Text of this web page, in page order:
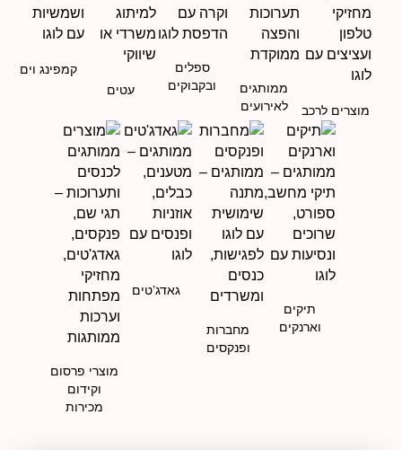
מוצרים לרכב
ממותגים
לאירועים
ספלים
ובקבוקים
עטים
קמפינג וים
תיקים
וארנקים
מחברות
ופנקסים
גאדג’טים
מוצרי פרסום
וקידום
מכירות